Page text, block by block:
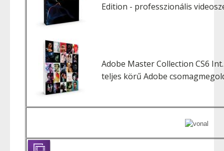
Edition - professzionális
Adobe Master Collection CS6
teljes körű Adobe